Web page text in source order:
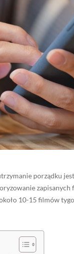
porządku
10-15 filmów